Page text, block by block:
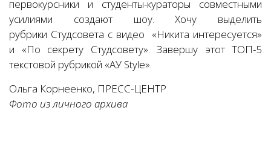
первокурсники и студенты-кураторы совместными
усилиями создают шоу. Хочу выделить
рубрики Студсовета с видео «Никита интересуется»
и «По секрету Студсовету». Завершу этот ТОП-5
текстовой рубрикой «АУ Style».
Ольга Корнеенко, ПРЕСС-ЦЕНТР
Фото из личного архива